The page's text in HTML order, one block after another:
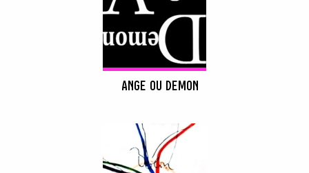
ANGE OU DEMON
RECHERCHER